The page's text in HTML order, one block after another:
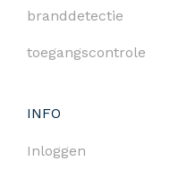
branddetectie
toegangscontrole
INFO
Inloggen